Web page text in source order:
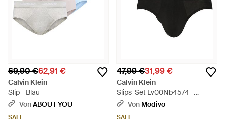
69,90 €62,91 €
Calvin Klein
Slip - Blau
VonABOUT YOU
SALE
47,99 €31,99 €
Calvin Klein
Slips-Set Lv00Nb4574 -
Schwarz
Von Modivo
SALE